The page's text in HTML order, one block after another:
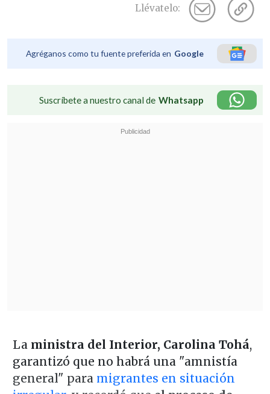
Llévatelo:
Agréganos como tu fuente preferida en Google
Suscríbete a nuestro canal de Whatsapp
La ministra del Interior, Carolina Tohá,
garantizó que no habrá una "amnistía
general" para migrantes en situación